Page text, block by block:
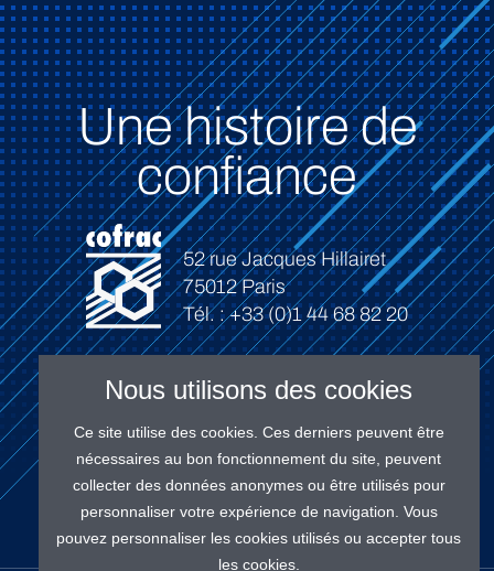
Une histoire de
confiance
52 rue Jacques Hillairet
75012 Paris
Tél. : +33 (0)1 44 68 82 20
Connexion
Nous utilisons des cookies
Ce site utilise des cookies. Ces derniers peuvent être
nécessaires au bon fonctionnement du site, peuvent
collecter des données anonymes ou être utilisés pour
personnaliser votre expérience de navigation. Vous
pouvez personnaliser les cookies utilisés ou accepter tous
les cookies.